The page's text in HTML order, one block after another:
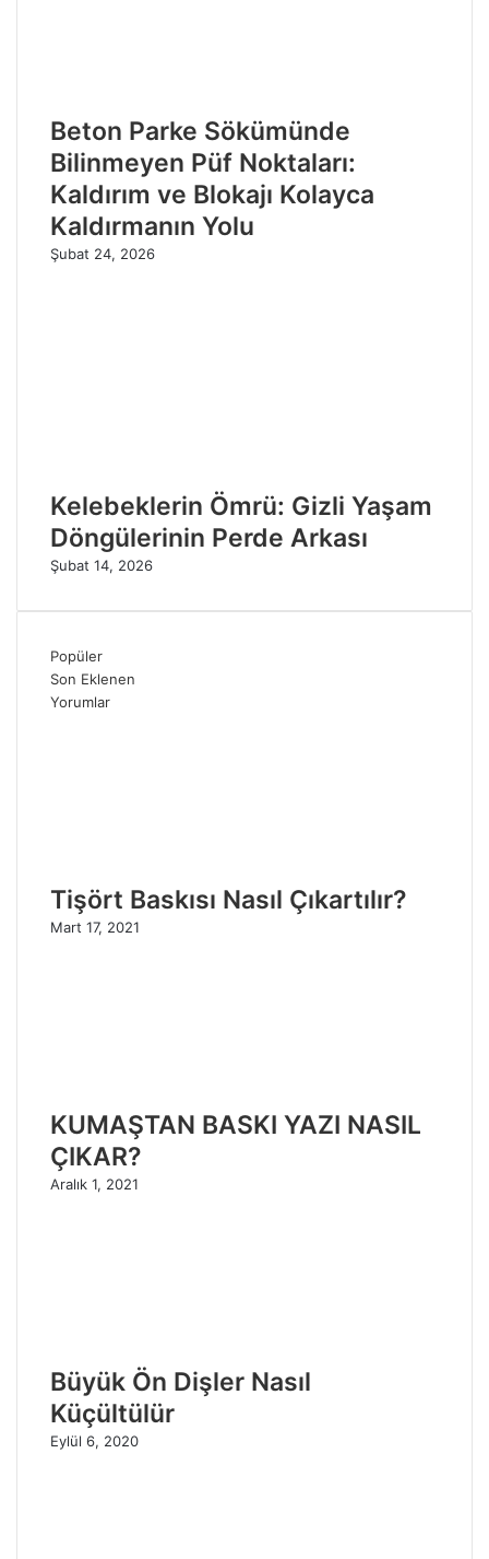
Beton Parke Sökümünde
Bilinmeyen Püf Noktaları:
Kaldırım ve Blokajı Kolayca
Kaldırmanın Yolu
Şubat 24, 2026
Kelebeklerin Ömrü: Gizli Yaşam
Döngülerinin Perde Arkası
Şubat 14, 2026
Popüler
Son Eklenen
Yorumlar
Tişört Baskısı Nasıl Çıkartılır?
Mart 17, 2021
KUMAŞTAN BASKI YAZI NASIL
ÇIKAR?
Aralık 1, 2021
Büyük Ön Dişler Nasıl
Küçültülür
Eylül 6, 2020